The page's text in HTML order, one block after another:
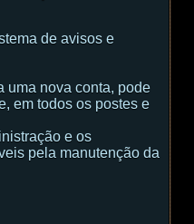
de avisos e
uma nova conta, pode
em todos os postes e
e os
​​pela manutenção da